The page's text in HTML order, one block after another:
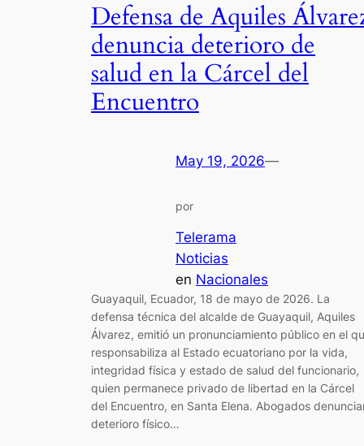
Defensa de Aquiles
denuncia deterioro de
salud en la Cárcel del
Encuentro
May 19, 2026—
por
Telerama
Noticias
en Nacionales
Guayaquil, Ecuador, 18 de mayo de 2026. La
defensa técnica del alcalde de Guayaquil, Aquiles
Álvarez, emitió un pronunciamiento público en el
responsabiliza al Estado ecuatoriano por la vida,
integridad física y estado de salud del funcionario,
quien permanece privado de libertad en la Cárcel
del Encuentro, en Santa Elena. Abogados
deterioro físico…